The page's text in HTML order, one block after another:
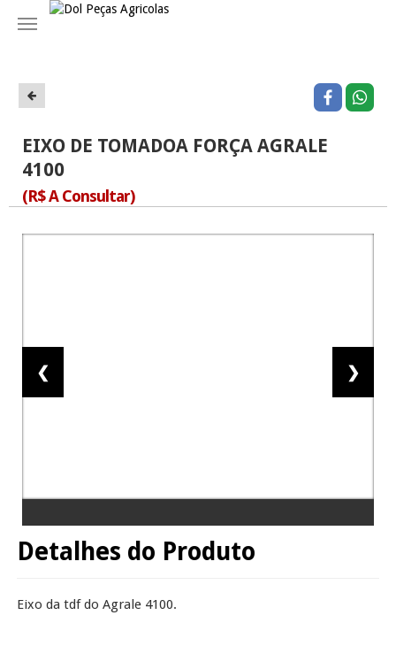
Navegação
EIXO DE TOMADOA FORÇA AGRALE
4100
(R$ A Consultar)
❮ ❯
Detalhes do Produto
Eixo da tdf do Agrale 4100.